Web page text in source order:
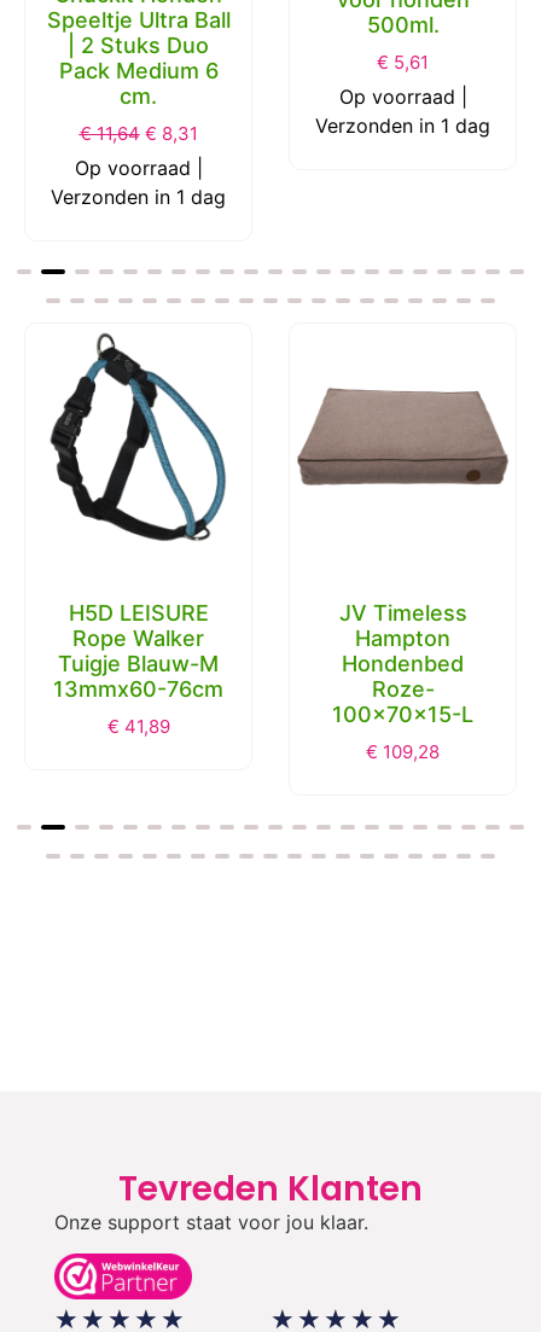
Chuckit Honden
Speeltje Ultra Ball
Pack Medium 6
cm.
€11,64 €8,31
Verzonden in 1 dag
Linseed Oil
voor honden
500ml.
€5,61
H5D LEISURE
Tuigje Blauw-M
JV Timeless
Hampton
Roze-
€109,28
Tevreden Klanten
Onze support staat voor jou klaar.